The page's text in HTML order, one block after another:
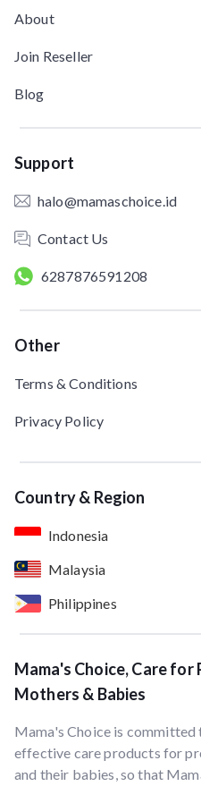
About
Join Reseller
Blog
Support
halo@mamaschoice.id
Contact Us
6287876591208
Other
Terms & Conditions
Privacy Policy
Country & Region
Indonesia
Malaysia
Philippines
Mama's Choice, Care
Mothers & Babies
Mama's Choice is
effective care products for
and their babies, so that